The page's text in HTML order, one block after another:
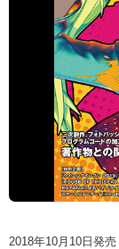
2018年10月10日発